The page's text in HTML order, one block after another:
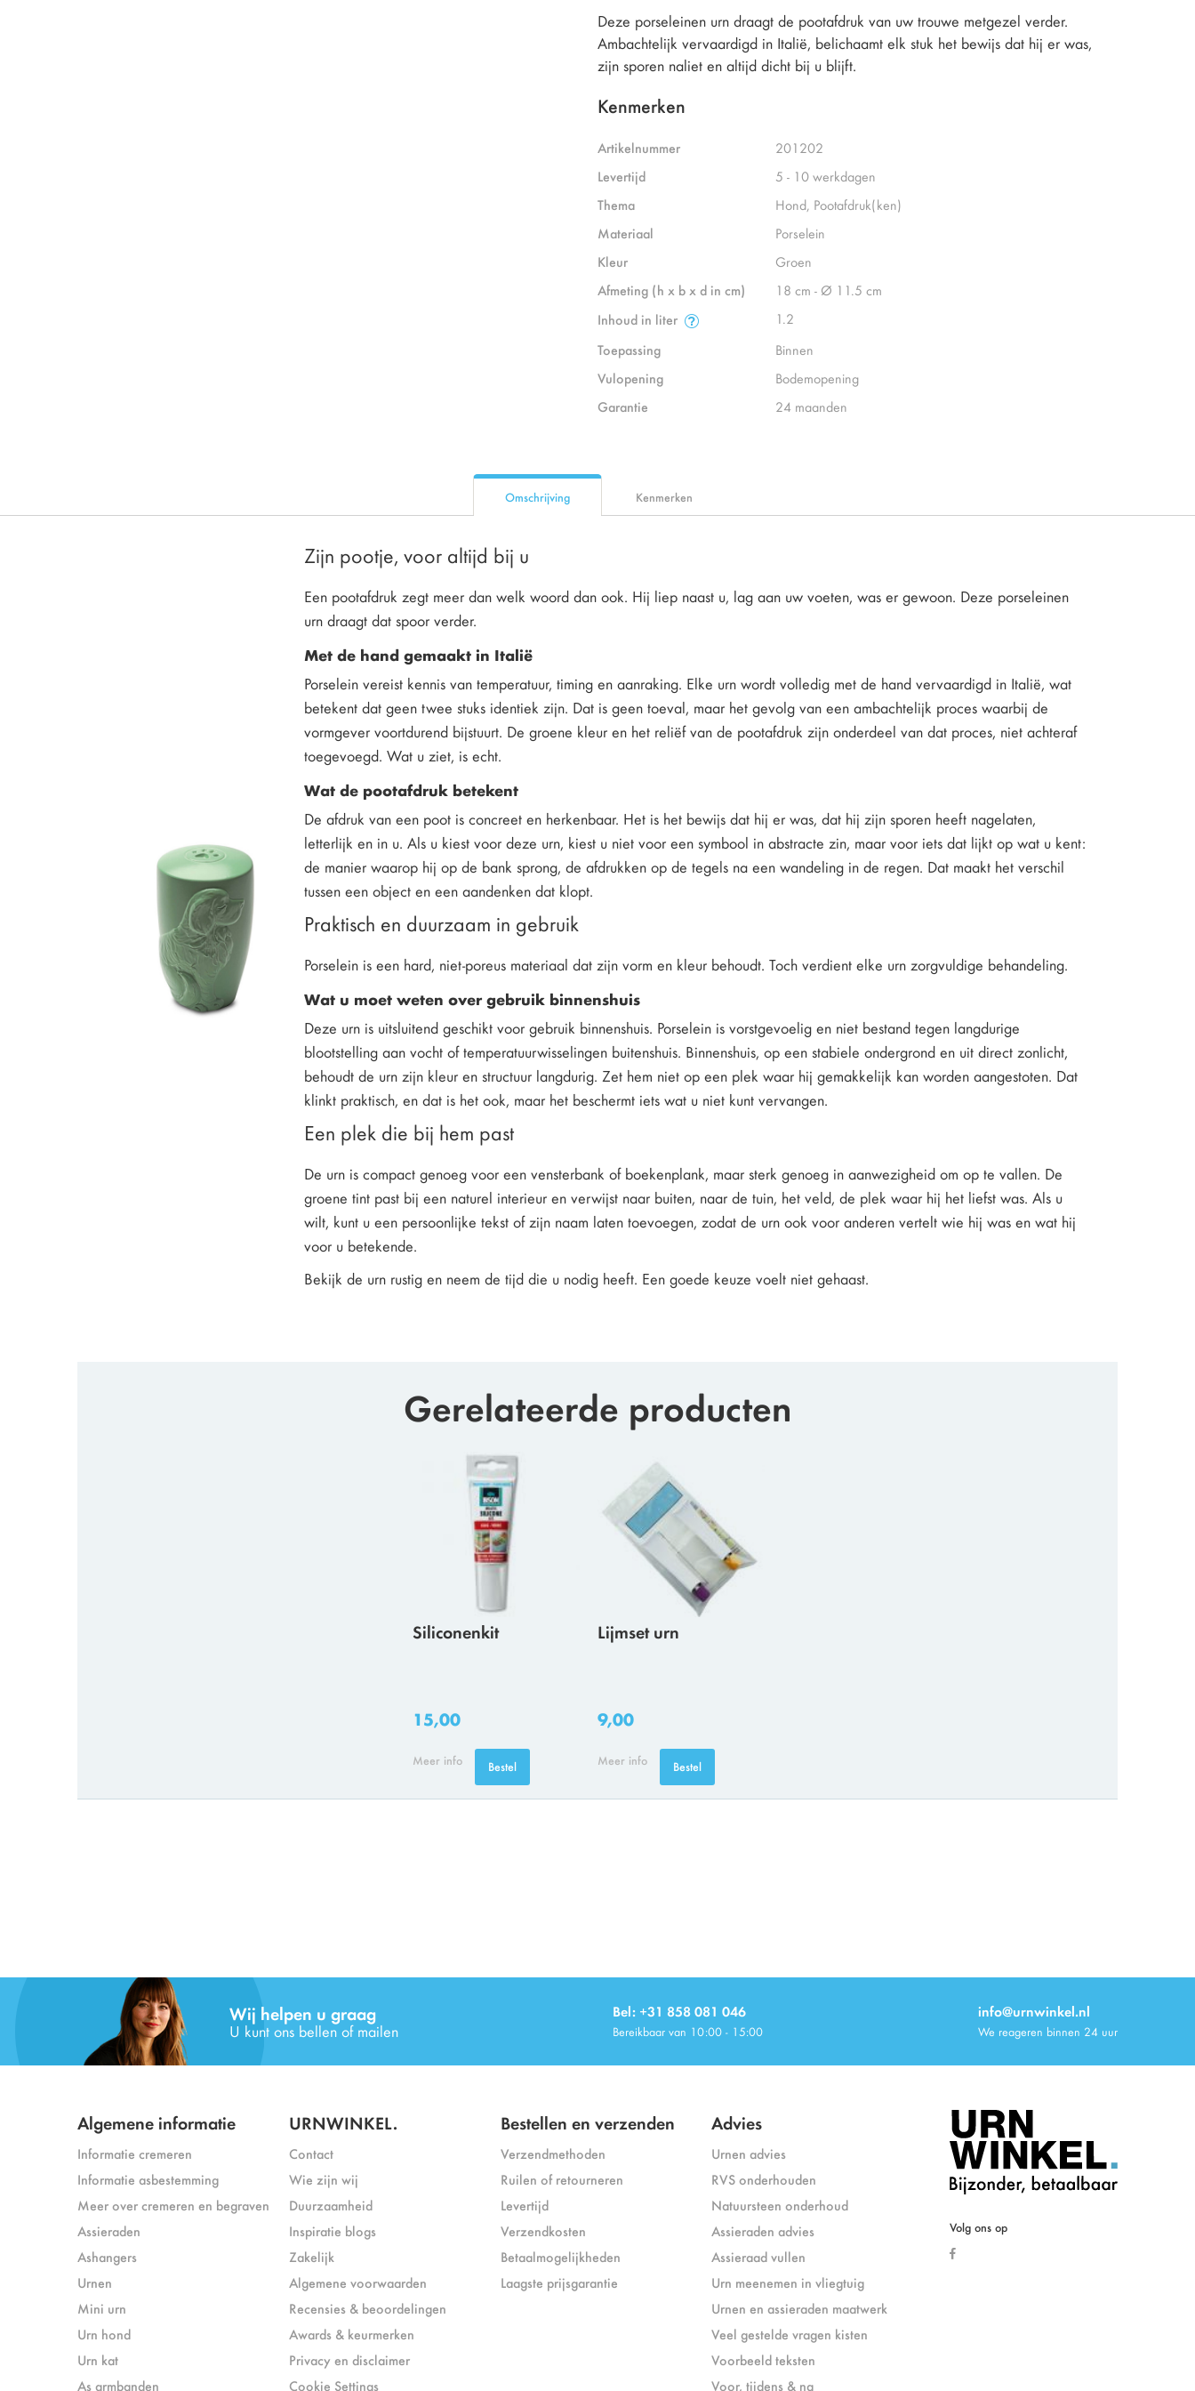
Deze porseleinen urn draagt de pootafdruk van uw trouwe metgezel verder.
Ambachtelijk vervaardigd in Italië, belichaamt elk stuk het bewijs dat hij er was,
zijn sporen naliet en altijd dicht bij u blijft.
Kenmerken
Artikelnummer
201202
Levertijd
5 - 10 werkdagen
Thema
Hond, Pootafdruk(ken)
Materiaal
Porselein
Kleur
Groen
Afmeting (h x b x d in cm)
18 cm - Ø 11.5 cm
Inhoud in liter
1.2
Toepassing
Binnen
Vulopening
Bodemopening
Garantie
24 maanden
Omschrijving
Zijn pootje, voor altijd bij u
Een pootafdruk zegt meer dan welk woord dan ook. Hij liep naast u, lag aan uw voeten, was er gewoon. Deze porseleinen
urn draagt dat spoor verder.
Met de hand gemaakt in Italië
Porselein vereist kennis van temperatuur, timing en aanraking. Elke urn wordt volledig met de hand vervaardigd in Italië, wat
betekent dat geen twee stuks identiek zijn. Dat is geen toeval, maar het gevolg van een ambachtelijk proces waarbij de
vormgever voortdurend bijstuurt. De groene kleur en het reliëf van de pootafdruk zijn onderdeel van dat proces, niet achteraf
toegevoegd. Wat u ziet, is echt.
Wat de pootafdruk betekent
De afdruk van een poot is concreet en herkenbaar. Het is het bewijs dat hij er was, dat hij zijn sporen heeft nagelaten,
letterlijk en in u. Als u kiest voor deze urn, kiest u niet voor een symbool in abstracte zin, maar voor iets dat lijkt op wat u kent:
de manier waarop hij op de bank sprong, de afdrukken op de tegels na een wandeling in de regen. Dat maakt het verschil
tussen een object en een aandenken dat klopt.
Praktisch en duurzaam in gebruik
Porselein is een hard, niet-poreus materiaal dat zijn vorm en kleur behoudt. Toch verdient elke urn zorgvuldige behandeling.
Wat u moet weten over gebruik binnenshuis
Deze urn is uitsluitend geschikt voor gebruik binnenshuis. Porselein is vorstgevoelig en niet bestand tegen langdurige
blootstelling aan vocht of temperatuurwisselingen buitenshuis. Binnenshuis, op een stabiele ondergrond en uit direct zonlicht,
behoudt de urn zijn kleur en structuur langdurig. Zet hem niet op een plek waar hij gemakkelijk kan worden aangestoten. Dat
klinkt praktisch, en dat is het ook, maar het beschermt iets wat u niet kunt vervangen.
Een plek die bij hem past
De urn is compact genoeg voor een vensterbank of boekenplank, maar sterk genoeg in aanwezigheid om op te vallen. De
groene tint past bij een naturel interieur en verwijst naar buiten, naar de tuin, het veld, de plek waar hij het liefst was. Als u
wilt, kunt u een persoonlijke tekst of zijn naam laten toevoegen, zodat de urn ook voor anderen vertelt wie hij was en wat hij
voor u betekende.
Bekijk de urn rustig en neem de tijd die u nodig heeft. Een goede keuze voelt niet gehaast.
Kenmerken
Gerelateerde producten
Siliconenkit
15,00
Meer info Bestel
Lijmset urn
9,00
Meer info Bestel
Wij helpen u graag
U kunt ons bellen of mailen
Bel: +31 858 081 046
Bereikbaar van 10:00 - 15:00
info@urnwinkel.nl
We reageren binnen 24 uur
Algemene informatie
Informatie cremeren
Informatie asbestemming
Meer over cremeren en begraven
Assieraden
Ashangers
Urnen
Mini urn
Urn hond
Urn kat
As armbanden
URNWINKEL.
Contact
Wie zijn wij
Duurzaamheid
Inspiratie blogs
Zakelijk
Algemene voorwaarden
Recensies & beoordelingen
Awards & keurmerken
Privacy en disclaimer
Cookie Settings
Bestellen en verzenden
Verzendmethoden
Ruilen of retourneren
Levertijd
Verzendkosten
Betaalmogelijkheden
Laagste prijsgarantie
Advies
Urnen advies
RVS onderhouden
Natuursteen onderhoud
Assieraden advies
Assieraad vullen
Urn meenemen in vliegtuig
Urnen en assieraden maatwerk
Veel gestelde vragen kisten
Voorbeeld teksten
Voor, tijdens & na
Volg ons op